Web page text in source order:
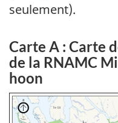
seulement).
Carte A : Carte
de la RNAMC
hoon